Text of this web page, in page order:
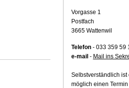
Vorgasse 1
Postfach
3665 Wattenwil
Telefon- 033 359 59
e-mail - Mail ins
Selbstverständlich ist
möglich einen